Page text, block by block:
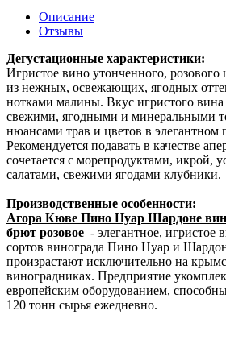
Описание
Отзывы
Дегустационные характеристики:
Игристое вино утонченного, розового
из нежных, освежающих, ягодных
нотками малины. Вкус игристого
свежими, ягодными и минеральными
нюансами трав и цветов в элегантном
Рекомендуется подавать в качестве
сочетается с морепродуктами, икрой,
салатами, свежими ягодами клубники.
Производственные особенности:
Агора Кюве Пино Нуар Шардоне
брют розовое - элегантное, игристое
сортов винограда Пино Нуар и
произрастают исключительно на
виноградниках. Предприятие
европейским оборудованием,
120 тонн сырья ежедневно.